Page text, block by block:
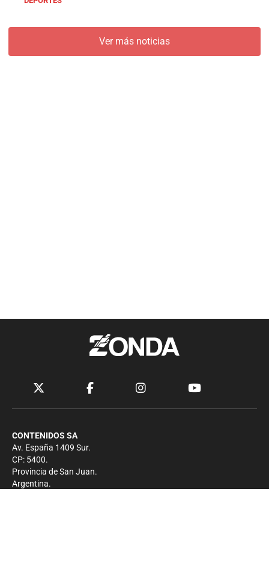
Ver más noticias
CONTENIDOS SA
Av. España 1409 Sur.
CP: 5400.
Provincia de San Juan.
Argentina.